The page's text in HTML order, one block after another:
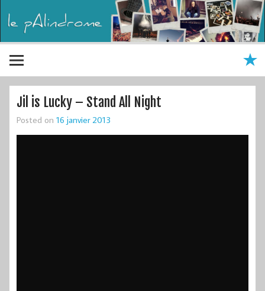
Jil is Lucky – Stand All Night
Posted on 16 janvier 2013